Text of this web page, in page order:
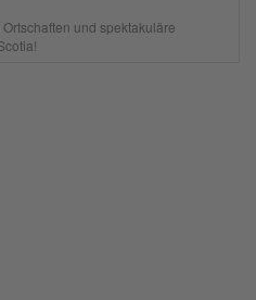
und spektakuläre